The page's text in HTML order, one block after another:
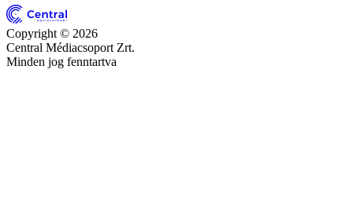
Copyright © 2026
Central Médiacsoport Zrt.
Minden jog fenntartva